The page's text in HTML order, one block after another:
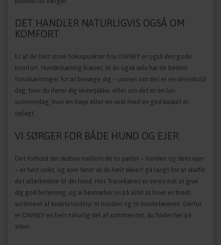
DET HANDLER NATURLIGVIS OGSÅ OM
KOMFORT
Et af de helt store fokuspunkter hos OWNEY er også den gode
komfort. Hundetræning kræver, at du også selv har de bedste
forudsætninger for at bevæge dig – uanset om det er en vinterkold
dag, hvor du ifører dig vinterjakke, eller om det er en lun
sommerdag, hvor en trøje eller en vest med en god kasket er
oplagt.
VI SØRGER FOR BÅDE HUND OG EJER
Det forhold der skabes mellem de to parter – hunden og dens ejer
– er helt unikt, og som fører vil du helt sikkert gå langt for at skaffe
det allerbedste til din hund. Hos Tranekæret er vores mål at give
dig god betjening, og vi bestræber os på altid at have et bredt
sortiment af kvalitetsudstyr til hunden og til hundeføreren. Derfor
er OWNEY en helt naturlig del af sortimentet, du finder her på
siden.